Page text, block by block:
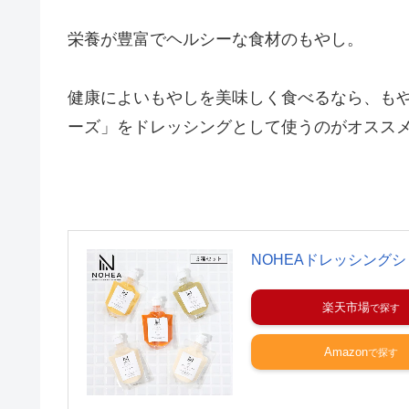
栄養が豊富でヘルシーな食材のもやし。
健康によいもやしを美味しく食べるなら、も
ーズ」をドレッシングとして使うのがオスス
NOHEAドレッシング
楽天市場
Amazon